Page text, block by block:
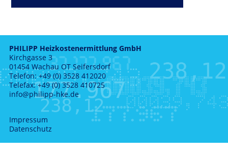
PHILIPP Heizkostenermittlung GmbH
Kirchgasse 3
01454 Wachau OT Seifersdorf
Telefon: +49 (0) 3528 412020
Telefax: +49 (0) 3528 410725
info@philipp-hke.de
Impressum
Datenschutz